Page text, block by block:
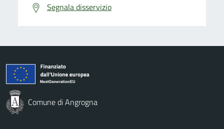
Segnala disservizio
Comune di Angrogna